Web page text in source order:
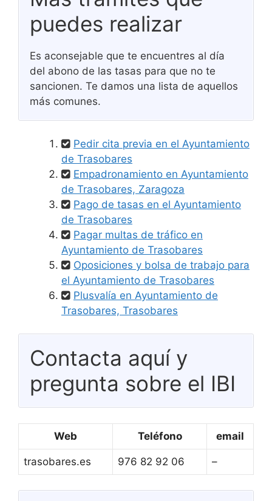
puedes realizar
Es aconsejable que te encuentres al día
del abono de las tasas para que no te
sancionen. Te damos una lista de aquellos
más comunes.
Pedir cita previa en el Ayuntamiento
de Trasobares
Empadronamiento en Ayuntamiento
de Trasobares, Zaragoza
Pago de tasas en el Ayuntamiento
de Trasobares
Pagar multas de tráfico en
Ayuntamiento de Trasobares
Oposiciones y bolsa de trabajo para
el Ayuntamiento de Trasobares
Plusvalía en Ayuntamiento de
Trasobares, Trasobares
Contacta aquí y
pregunta sobre el IBI
Web Teléfono email
trasobares.es 976 82 92 06 –